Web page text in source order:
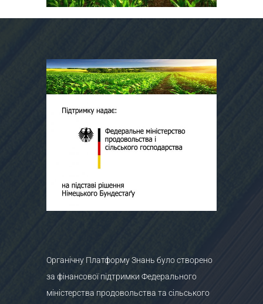
Органічну Платформу Знань було створено
за фінансової підтримки Федерального
міністерства продовольства та сільського